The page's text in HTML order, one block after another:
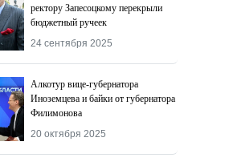
ректору Запесоцкому перекрыли
бюджетный ручеек
24 сентября 2025
Алкотур вице-губернатора
Иноземцева и байки от губернатора
Филимонова
20 октября 2025